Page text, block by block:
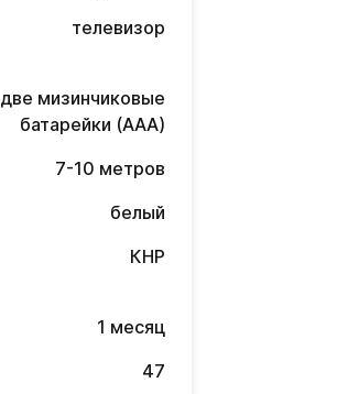
телевизор
две мизинчиковые
батарейки (AAA)
7-10 метров
белый
КНР
1 месяц
47